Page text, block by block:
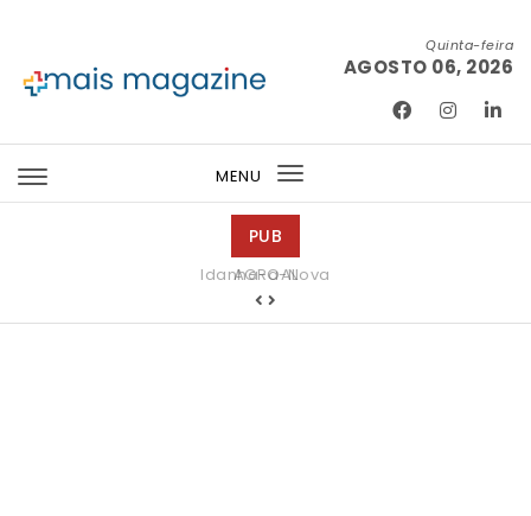
Quinta-feira
AGOSTO 06, 2026
MENU
Toggle
PUB
Idanha-a-Nova